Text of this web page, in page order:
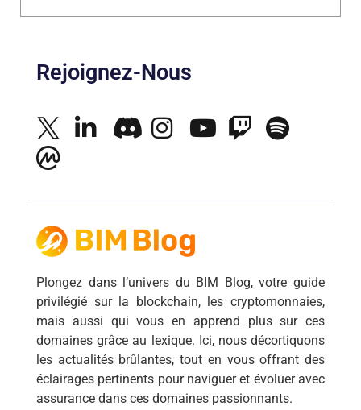
Rejoignez-Nous
Plongez dans l’univers du BIM Blog, votre guide
privilégié sur la blockchain, les cryptomonnaies,
mais aussi qui vous en apprend plus sur ces
domaines grâce au lexique. Ici, nous décortiquons
les actualités brûlantes, tout en vous offrant des
éclairages pertinents pour naviguer et évoluer avec
assurance dans ces domaines passionnants.